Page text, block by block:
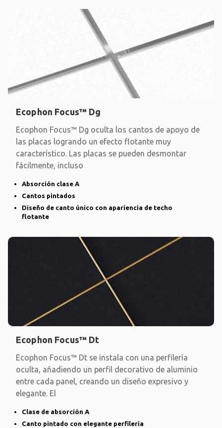
Ecophon Focus™ Dg
Ecophon Focus™ Dg oculta los cantos de apoyo de
las placas logrando un efecto flotante muy
característico. Las placas se pueden desmontar
fácilmente, incluso
Absorción clase A
Cantos pintados
Diseño de canto único con apariencia de techo
flotante
Ecophon Focus™ Dt
Ecophon Focus™ Dt se instala con una perfilería
oculta, añadiendo un perfil decorativo de aluminio
entre cada panel, creando un diseño expresivo y
elegante. El
Clase de absorción A
Canto pintado con elegante perfilería